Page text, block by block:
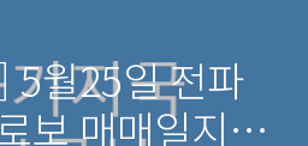
5월25일 전파
보 매매일지